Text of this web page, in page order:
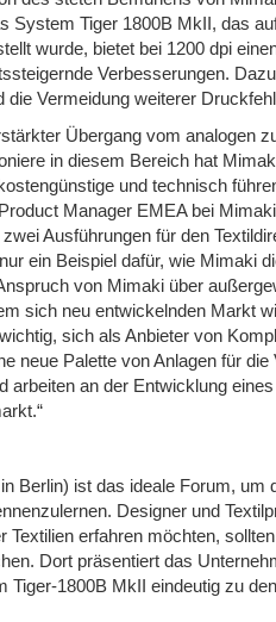
System Tiger 1800B MkII, das
wurde, bietet bei 1200 dpi
Verbesserungen.
die Vermeidung weiterer
Übergang vom analogen
in diesem Bereich hat
und technisch
Manager EMEA bei
Ausführungen für den
ein Beispiel dafür, wie Mimaki
von Mimaki über
sich neu entwickelnden Markt
sich als Anbieter von
neue Palette von Anlagen für die
arbeiten an der Entwicklung
Berlin) ist das ideale Forum, um
Designer und
Textilien erfahren möchten,
Dort präsentiert das
1800B MkII eindeutig zu